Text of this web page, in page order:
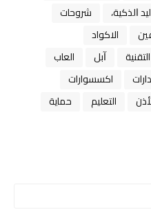
ﺍﻟﺬﻛﻴﺔ،
شروحات
الاكواد
ﺁﺑﻞ
العاب
اكسسوارات
التعليم
حماية